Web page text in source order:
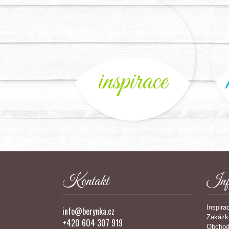
inspirace
Kontakt
info@berynka.cz
+420 604 307 919